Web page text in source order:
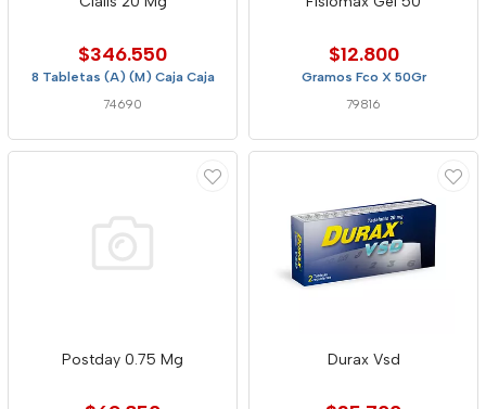
$346.550
8 Tabletas (A) (M) Caja Caja
74690
$12.800
Gramos Fco X 50Gr
79816
Postday 0.75 Mg Durax Vsd